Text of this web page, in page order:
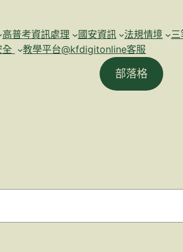
高普考資訊處理 國安資訊 法規情境
教學平台@kfdigitonline客服
部落格